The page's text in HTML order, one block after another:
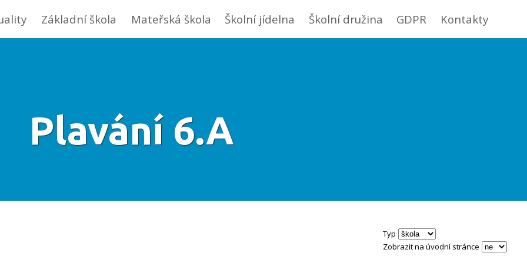
Základní škola Mateřská škola Školní jídelna Školní družina GDPR Kontakty
Plavání 6.A
Typ
Zobrazit na úvodní stránce